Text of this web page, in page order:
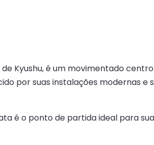
Kyushu, é um movimentado
por suas instalações modernas
é o ponto de partida ideal para